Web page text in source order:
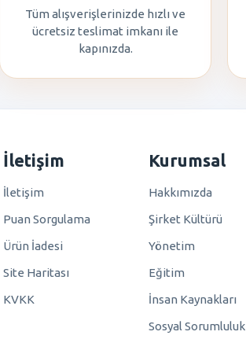
Tüm alışverişlerinizde hızlı ve
ücretsiz teslimat imkanı ile
kapınızda.
İletişim
İletişim
Puan Sorgulama
Ürün İadesi
Site Haritası
KVKK
Kurumsal
Hakkımızda
Şirket Kültürü
Yönetim
Eğitim
İnsan Kaynakları
Sosyal Sorumluluk